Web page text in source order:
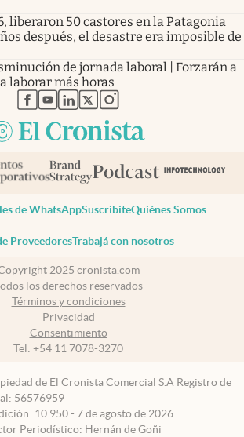
liberaron 50 castores en la Patagonia
después, el desastre era imposible de
de jornada laboral | Forzarán a
laborar más horas
abre en nueva pestaña
abre en nueva pestaña
abre en nueva pestaña
abre en nueva pestaña
abre en nueva pestaña
de WhatsAppSuscribiteQuiénes Somos
ProveedoresTrabajá con nosotros
2025 cronista.com
los derechos reservados
Términos y condiciones
Privacidad
Consentimiento
Tel: +54 11 7078-3270
de El Cronista Comercial S.A Registro de
56576959
10.950 - 7 de agosto de 2026
Periodístico: Hernán de Goñi